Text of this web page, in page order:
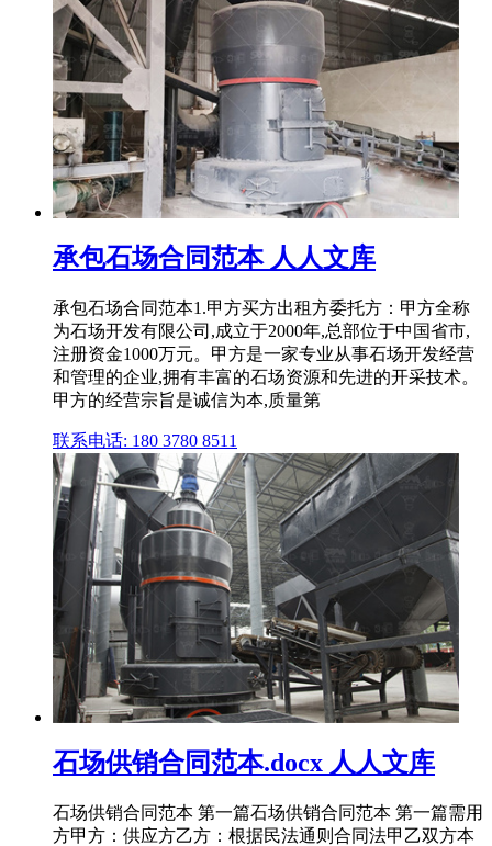
承包石场合同范本 人人文库
承包石场合同范本1.甲方买方出租方委托方：甲方全称
为石场开发有限公司,成立于2000年,总部位于中国省市,
注册资金1000万元。甲方是一家专业从事石场开发经营
和管理的企业,拥有丰富的石场资源和先进的开采技术。
甲方的经营宗旨是诚信为本,质量第
联系电话: 180 3780 8511
石场供销合同范本.docx 人人文库
石场供销合同范本 第一篇石场供销合同范本 第一篇需用
方甲方：供应方乙方：根据民法通则合同法甲乙双方本